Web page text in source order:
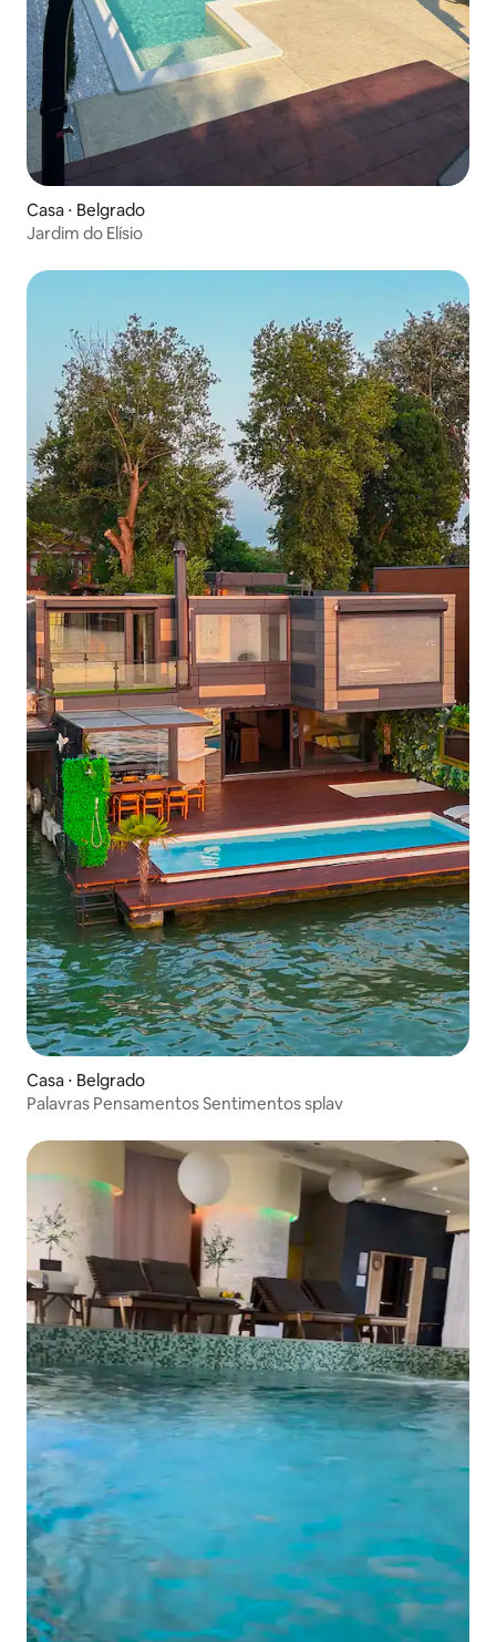
Casa ⋅ Belgrado
Jardim do Elísio
Casa ⋅ Belgrado
Palavras Pensamentos Sentimentos splav